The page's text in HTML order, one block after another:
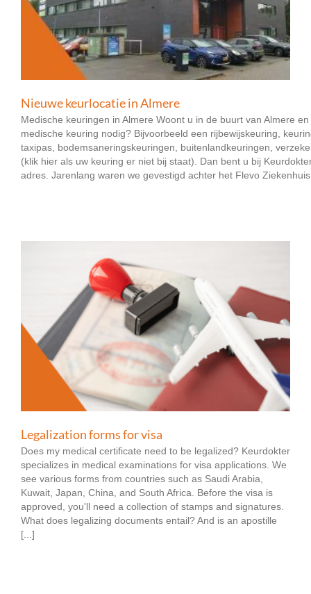
Nieuwe keurlocatie in Almere
Medische keuringen in Almere Woont u in de buurt van Almere
medische keuring nodig? Bijvoorbeeld een rijbewijskeuring,
taxipas, bodemsaneringskeuringen, buitenlandkeuringen,
(klik hier als uw keuring er niet bij staat). Dan bent u bij
adres. Jarenlang waren we gevestigd achter het Flevo
Legalization forms for visa
Does my medical certificate need to be legalized? Keurdokter
specializes in medical examinations for visa applications. We
see various forms from countries such as Saudi Arabia,
Kuwait, Japan, China, and South Africa. Before the visa is
approved, you'll need a collection of stamps and signatures.
What does legalizing documents entail? And is an apostille
[...]